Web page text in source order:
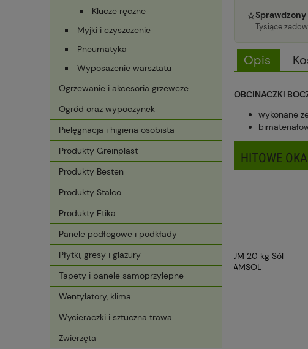
Klucze ręczne
Myjki i czyszczenie
Pneumatyka
Wyposażenie warsztatu
Ogrzewanie i akcesoria grzewcze
Ogród oraz wypoczynek
Pielęgnacja i higiena osobista
Produkty Greinplast
Produkty Besten
Produkty Stalco
Produkty Etika
Panele podłogowe i podkłady
Płytki, gresy i glazury
Tapety i panele samoprzylepne
Wentylatory, klima
Wycieraczki i sztuczna trawa
Zwierzęta
⭐
Tysiące
Opis
OBCINACZKI
wykonane
HITOWE